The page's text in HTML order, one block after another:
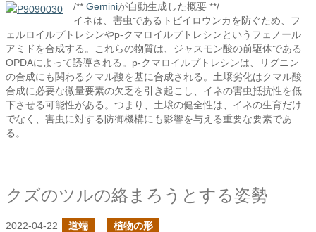
/** Geminiが自動生成した概要 **/
イネは、害虫であるトビイロウンカを防ぐため、フ
ェルロイルプトレシンやp-クマロイルプトレシンというフェノール
アミドを合成する。これらの物質は、ジャスモン酸の前駆体である
OPDAによって誘導される。p-クマロイルプトレシンは、リグニン
の合成にも関わるクマル酸を基に合成される。土壌劣化はクマル酸
合成に必要な微量要素の欠乏を引き起こし、イネの害虫抵抗性を低
下させる可能性がある。つまり、土壌の健全性は、イネの生育だけ
でなく、害虫に対する防御機構にも影響を与える重要な要素であ
る。
クズのツルの絡まろうとする姿勢
2022-04-22 道端 植物の形